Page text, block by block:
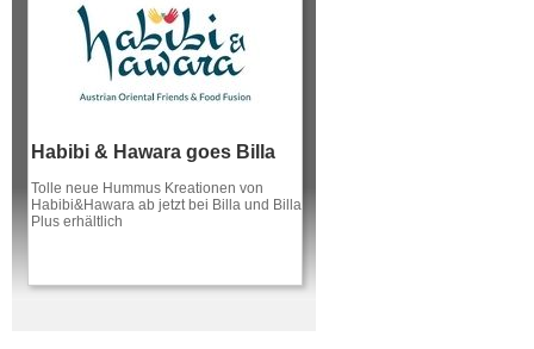
Habibi & Hawara goes Billa
Tolle neue Hummus Kreationen von
Habibi&Hawara ab jetzt bei Billa und Billa
Plus erhältlich